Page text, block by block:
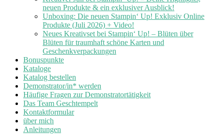
neuen Produkte & ein exklusiver Ausblick!
Unboxing: Die neuen Stampin‘ Up! Exklusiv Online
Produkte (Juli 2026) + Video!
Neues Kreativset bei Stampin‘ Up! – Blüten über
Blüten für traumhaft schöne Karten und
Geschenkverpackungen
Bonuspunkte
Kataloge
Katalog bestellen
Demonstrator/in* werden
Häufige Fragen zur Demonstratortätigkeit
Das Team Geschtempelt
Kontaktformular
über mich
Anleitungen